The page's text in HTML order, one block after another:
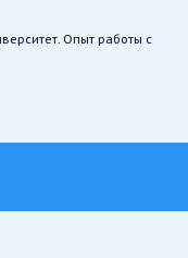
Опыт работы с